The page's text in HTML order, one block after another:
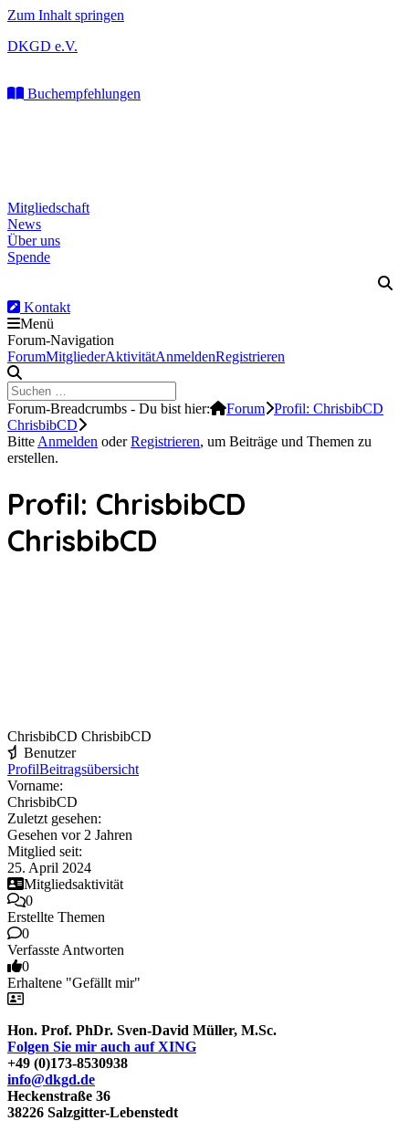
Zum Inhalt springen
DKGD e.V.
Buchempfehlungen
Mitgliedschaft
News
Über uns
Spende
Kontakt
Menü
Forum-Navigation
ForumMitgliederAktivitätAnmeldenRegistrieren
Forum-Breadcrumbs - Du bist hier: Forum Profil: ChrisbibCD
ChrisbibCD
Bitte Anmelden oderRegistrieren, um Beiträge und Themen zu
erstellen.
Profil: ChrisbibCD
ChrisbibCD
ChrisbibCD ChrisbibCD
Benutzer
ProfilBeitragsübersicht
Vorname:
ChrisbibCD
Zuletzt gesehen:
Gesehen vor 2 Jahren
Mitglied seit:
25. April 2024
Mitgliedsaktivität
0
Erstellte Themen
0
Verfasste Antworten
0
Erhaltene "Gefällt mir"
Hon. Prof. PhDr. Sven-David Müller, M.Sc.
Folgen Sie mir auch auf XING
+49 (0)173-8530938
info@dkgd.de
Heckenstraße 36
38226 Salzgitter-Lebenstedt